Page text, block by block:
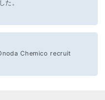
た。
Chemico recruit